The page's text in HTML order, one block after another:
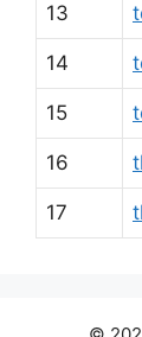
13
14
15
16
17